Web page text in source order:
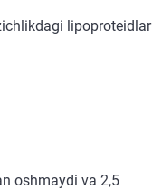
lipoproteidlar
oshmaydi va 2,5